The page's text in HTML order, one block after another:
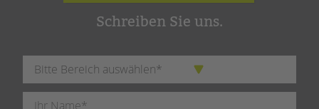
Schreiben Sie uns.